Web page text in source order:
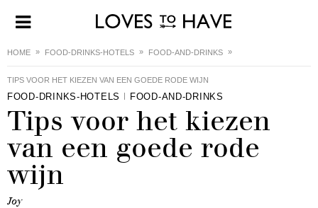
HOME FOOD-DRINKS-HOTELS FOOD-AND-DRINKS
TIPS VOOR HET KIEZEN VAN EEN GOEDE RODE WIJN
FOOD-DRINKS-HOTELS FOOD-AND-DRINKS
Tips voor het kiezen
van een goede rode
wijn
Joy